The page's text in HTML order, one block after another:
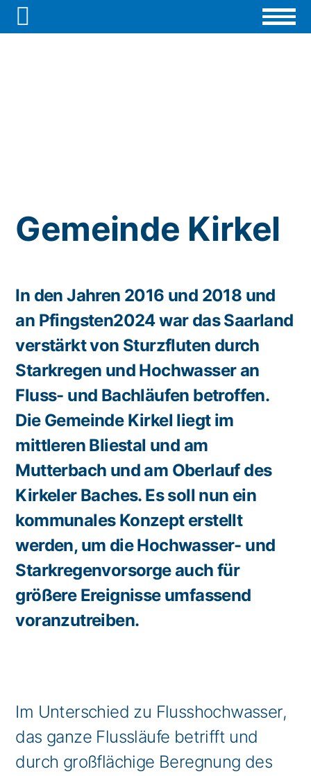

Gemeinde Kirkel
In den Jahren 2016 und 2018 und
an Pfingsten2024 war das Saarland
verstärkt von Sturzfluten durch
Starkregen und Hochwasser an
Fluss- und Bachläufen betroffen.
Die Gemeinde Kirkel liegt im
mittleren Bliestal und am
Mutterbach und am Oberlauf des
Kirkeler Baches. Es soll nun ein
kommunales Konzept erstellt
werden, um die Hochwasser- und
Starkregenvorsorge auch für
größere Ereignisse umfassend
voranzutreiben.
Im Unterschied zu Flusshochwasser,
das ganze Flussläufe betrifft und
durch großflächige Beregnung des